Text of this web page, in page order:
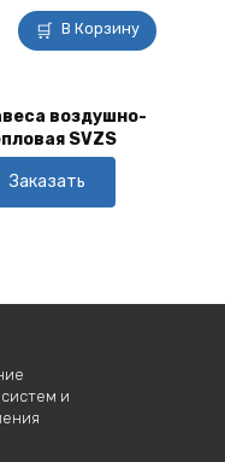
В Корзину
воздушно-
SVZS
Заказать
и